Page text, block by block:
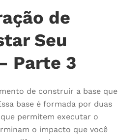
de
Seu
Parte 3
de construir a base que
base é formada por duas
permitem executar o
o impacto que você